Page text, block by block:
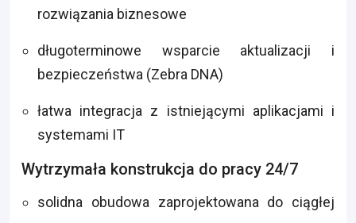
rozwiązania biznesowe
długoterminowe wsparcie aktualizacji i
bezpieczeństwa (Zebra DNA)
łatwa integracja z istniejącymi aplikacjami i
systemami IT
Wytrzymała konstrukcja do pracy 24/7
solidna obudowa zaprojektowana do ciągłej